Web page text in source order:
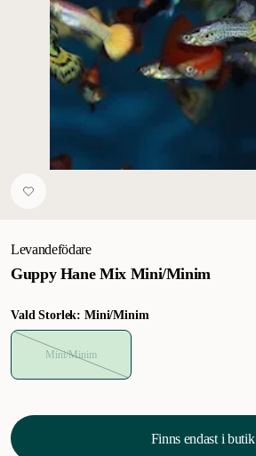
Levandefödare
Guppy Hane Mix Mini/Minim
Vald Storlek: Mini/Minim
Mini/Minim
Finns endast i butik